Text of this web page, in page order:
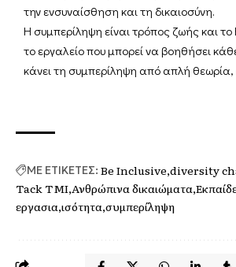
την ενσυναίσθηση και τη δικαιοσύνη.
Η συμπερίληψη είναι τρόπος ζωής και
το εργαλείο που μπορεί να βοηθήσει
κάνει τη συμπερίληψη από απλή
ΜΕ ΕΤΙΚΕΤΕΣ: Be Inclusive diversity
Tack TMI Ανθρώπινα δικαιώματα
εργασια ισότητα συμπερίληψη